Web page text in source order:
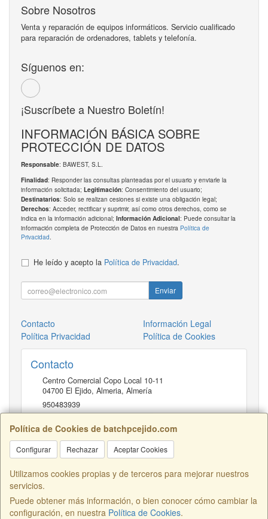
Política de Cookies de batchpcejido.com
Configurar Rechazar Aceptar Cookies
Utilizamos cookies propias y de terceros para mejorar nuestros
servicios.
Puede obtener más información, o bien conocer cómo cambiar la
configuración, en nuestra Política de Cookies.
Sobre Nosotros
Venta y reparación de equipos informáticos. Servicio cualificado
para reparación de ordenadores, tablets y telefonía.
Síguenos en:
¡Suscríbete a Nuestro Boletín!
INFORMACIÓN BÁSICA SOBRE
PROTECCIÓN DE DATOS
Responsable: BAWEST, S.L.
Finalidad: Responder las consultas planteadas por el usuario y enviarle la
información solicitada; Legitimación: Consentimiento del usuario;
Destinatarios: Solo se realizan cesiones si existe una obligación legal;
Derechos: Acceder, rectificar y suprimir, así como otros derechos, como se
indica en la información adicional; Información Adicional: Puede consultar la
información completa de Protección de Datos en nuestra Política de
Privacidad.
He leído y acepto la Política de Privacidad.
Enviar
Contacto
Información Legal
Política Privacidad
Política de Cookies
Contacto
Centro Comercial Copo Local 10-11
04700 El Ejido, Almeria, Almería
950483939
Horario
10 a 22H
Centro Comercial Copo Local 46, 04700, Almería, España. - C.I.F.:
B04401741 - Tfno: 950483939